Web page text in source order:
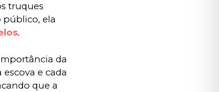
truques
público, ela
.
da
e cada
que a